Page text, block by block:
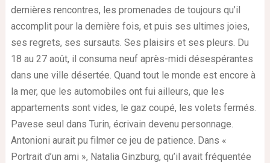
dernières rencontres, les promenades de toujours qu’il
accomplit pour la dernière fois, et puis ses ultimes joies,
ses regrets, ses sursauts. Ses plaisirs et ses pleurs. Du
18 au 27 août, il consuma neuf après-midi désespérantes
dans une ville désertée. Quand tout le monde est encore à
la mer, que les automobiles ont fui ailleurs, que les
appartements sont vides, le gaz coupé, les volets fermés.
Pavese seul dans Turin, écrivain devenu personnage.
Antonioni aurait pu filmer ce jeu de patience. Dans «
Portrait d’un ami », Natalia Ginzburg, qu’il avait fréquentée